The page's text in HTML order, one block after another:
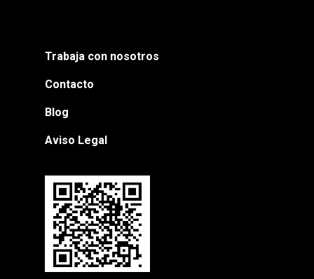
Trabaja con nosotros
Contacto
Blog
Aviso Legal